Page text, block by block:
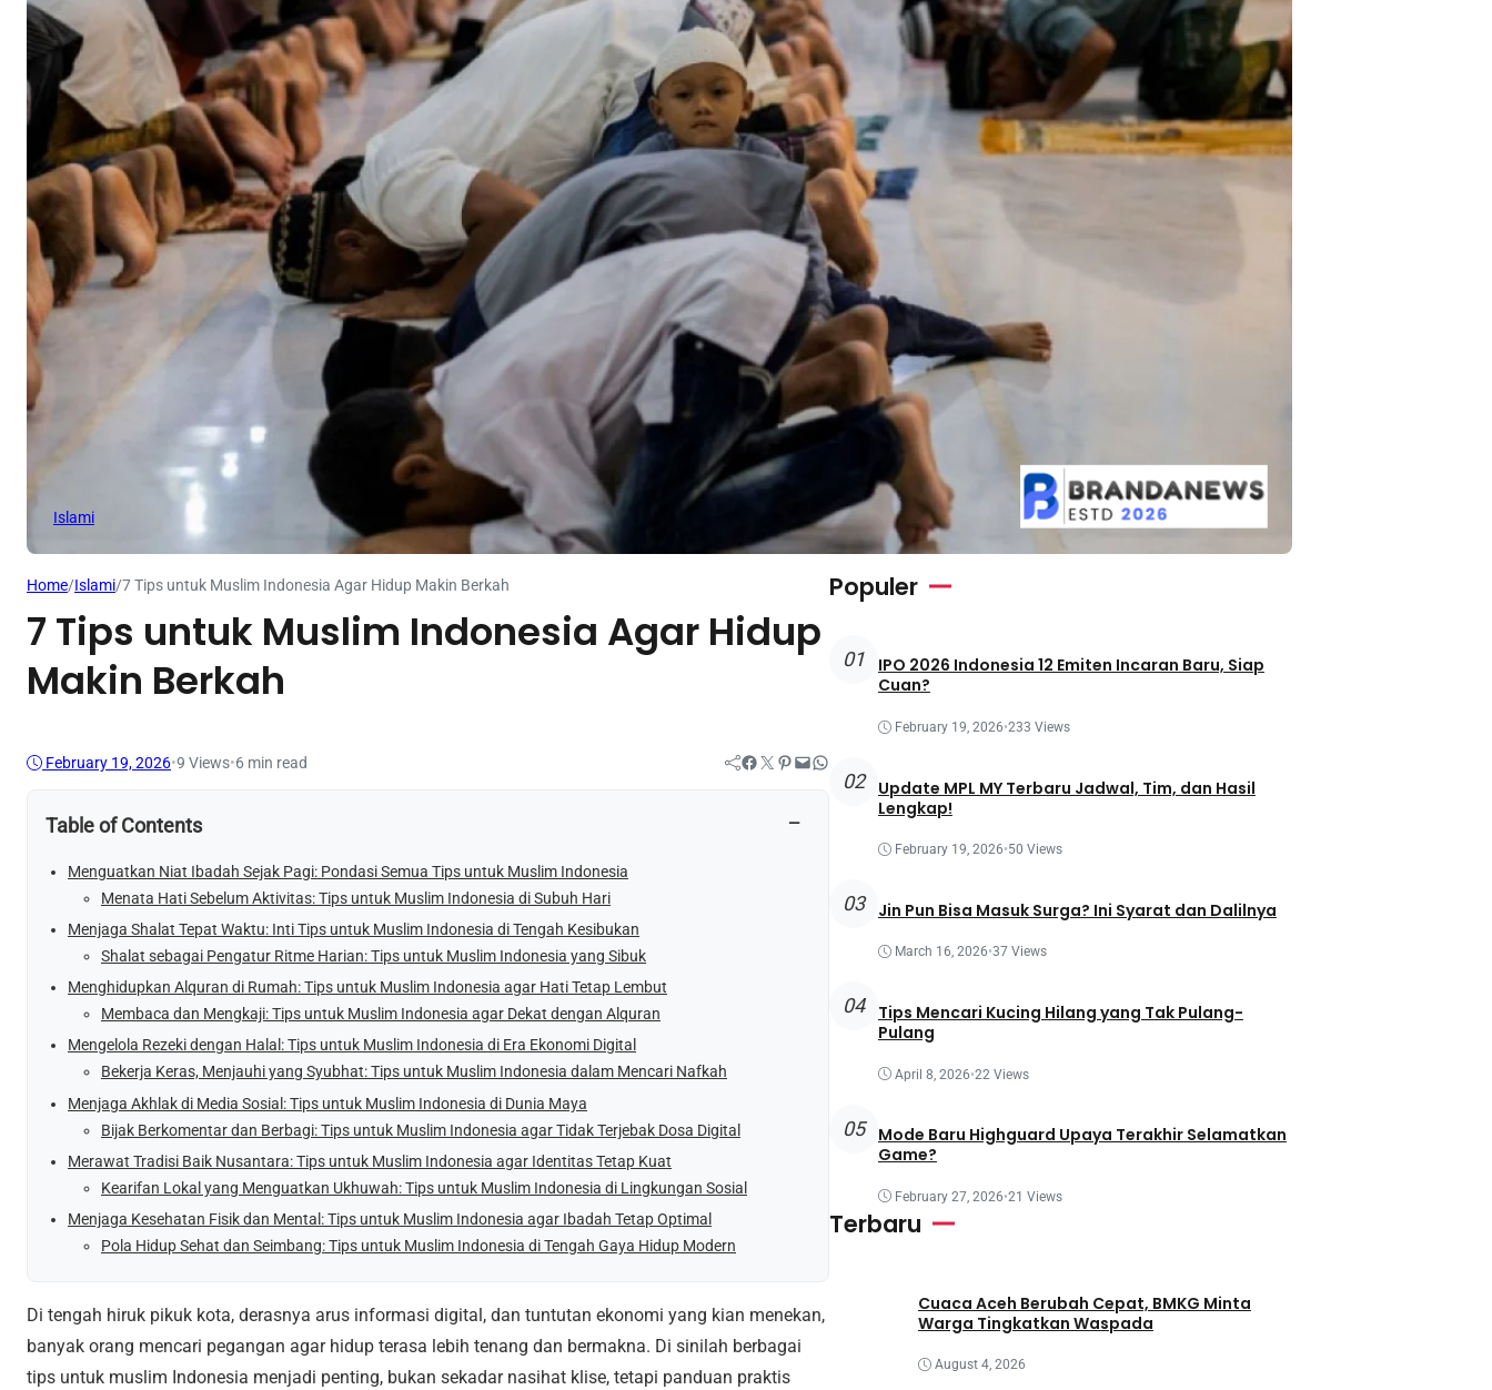
Islami
Home/Islami/7 Tips untuk Muslim Indonesia Agar Hidup Makin Berkah
7 Tips untuk Muslim Indonesia Agar Hidup
Makin Berkah
February 19, 2026•9 Views•6 min read Facebook Twitter Pinterest Mail WhatsApp
Table of Contents −
Menguatkan Niat Ibadah Sejak Pagi: Pondasi Semua Tips untuk Muslim Indonesia
Menata Hati Sebelum Aktivitas: Tips untuk Muslim Indonesia di Subuh Hari
Menjaga Shalat Tepat Waktu: Inti Tips untuk Muslim Indonesia di Tengah Kesibukan
Shalat sebagai Pengatur Ritme Harian: Tips untuk Muslim Indonesia yang Sibuk
Menghidupkan Alquran di Rumah: Tips untuk Muslim Indonesia agar Hati Tetap Lembut
Membaca dan Mengkaji: Tips untuk Muslim Indonesia agar Dekat dengan Alquran
Mengelola Rezeki dengan Halal: Tips untuk Muslim Indonesia di Era Ekonomi Digital
Bekerja Keras, Menjauhi yang Syubhat: Tips untuk Muslim Indonesia dalam Mencari Nafkah
Menjaga Akhlak di Media Sosial: Tips untuk Muslim Indonesia di Dunia Maya
Bijak Berkomentar dan Berbagi: Tips untuk Muslim Indonesia agar Tidak Terjebak Dosa Digital
Merawat Tradisi Baik Nusantara: Tips untuk Muslim Indonesia agar Identitas Tetap Kuat
Kearifan Lokal yang Menguatkan Ukhuwah: Tips untuk Muslim Indonesia di Lingkungan Sosial
Menjaga Kesehatan Fisik dan Mental: Tips untuk Muslim Indonesia agar Ibadah Tetap Optimal
Pola Hidup Sehat dan Seimbang: Tips untuk Muslim Indonesia di Tengah Gaya Hidup Modern
Di tengah hiruk pikuk kota, derasnya arus informasi digital, dan tuntutan ekonomi yang kian menekan,
banyak orang mencari pegangan agar hidup terasa lebih tenang dan bermakna. Di sinilah berbagai
tips untuk muslim Indonesia menjadi penting, bukan sekadar nasihat klise, tetapi panduan praktis
Populer
01
IPO 2026 Indonesia 12 Emiten Incaran Baru, Siap
Cuan?
February 19, 2026•233 Views
02
Update MPL MY Terbaru Jadwal, Tim, dan Hasil
Lengkap!
February 19, 2026•50 Views
03 Jin Pun Bisa Masuk Surga? Ini Syarat dan Dalilnya
March 16, 2026•37 Views
04
Tips Mencari Kucing Hilang yang Tak Pulang-
Pulang
April 8, 2026•22 Views
05
Mode Baru Highguard Upaya Terakhir Selamatkan
Game?
February 27, 2026•21 Views
Terbaru
Cuaca Aceh Berubah Cepat, BMKG Minta
Warga Tingkatkan Waspada
August 4, 2026